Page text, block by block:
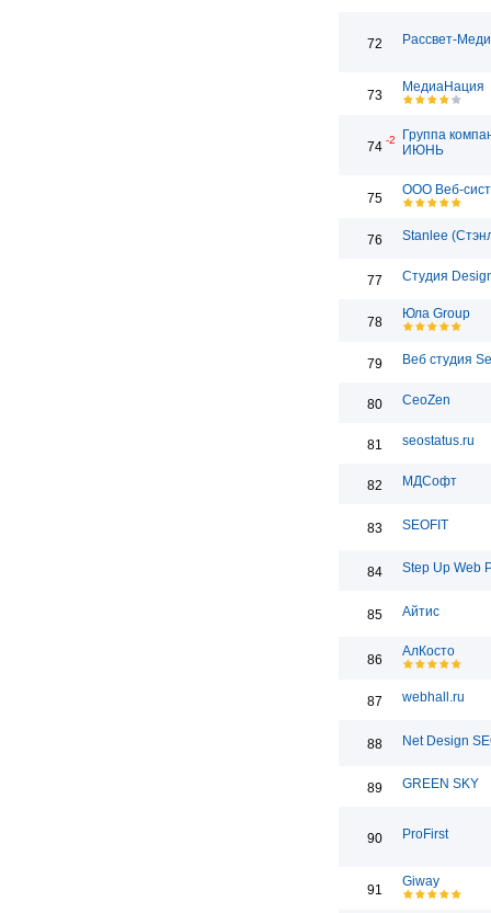
72 Рассвет-
73
МедиаНация
74 -2
Группа
ИЮНЬ
75
ООО Веб-
76 Stanlee
77 Студия
78
Юла Group
79 Веб студия
80 CeoZen
81 seostatus.ru
82 МДСофт
83 SEOFIT
84 Step Up Web
85 Айтис
86
АлКосто
87 webhall.ru
88 Net Design
89 GREEN SKY
90 ProFirst
91
Giway